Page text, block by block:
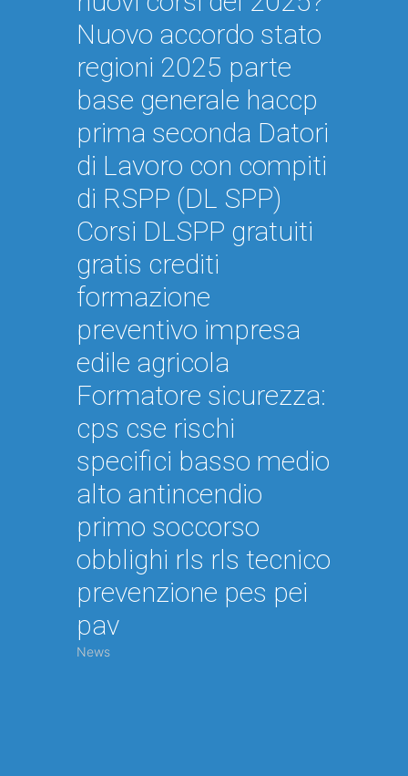
Nuovo accordo stato
regioni 2025 parte
base generale haccp
prima seconda Datori
di Lavoro con compiti
di RSPP (DL SPP)
Corsi DLSPP gratuiti
gratis crediti
formazione
preventivo impresa
edile agricola
Formatore sicurezza:
cps cse rischi
specifici basso medio
alto antincendio
primo soccorso
obblighi rls rls tecnico
prevenzione pes pei
pav
News